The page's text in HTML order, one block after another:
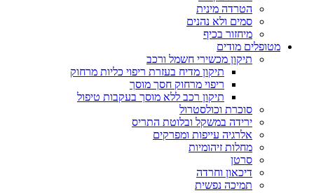
הטרדה מינית
סמים ולא נהנים
מיחזור בכיף
מטופלים מודים
תיקון מכשירי חשמל ורכב
תיקון מדיח בעזרת ריפוי כליות מרחוק
ריפוי מרחוק חסך מוסך
תיקון רכב ללא מוסך בעקבות טיפול
סוכרת וכולסטרול
ירידה במשקל ובלוטת התריס
אלרגיה עייפות ומפרקים
מחלות זיהומיות
סרטן
דיכאון וחרדה
תמיכה נפשית